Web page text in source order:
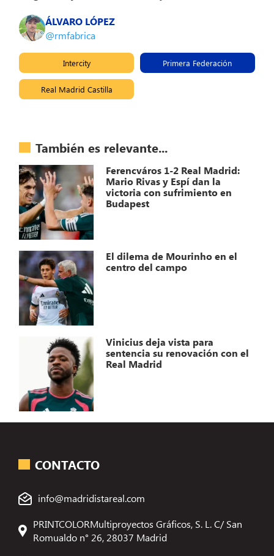
ÁLVARO LÓPEZ
@rmfabrica
Intercity Primera Federación
Real Madrid Castilla
También es relevante...
Ferencváros 1-2 Real Madrid:
Mario Rivas y Espí dan la
victoria con sufrimiento en
Budapest
El dilema de Mourinho en el
centro del campo
Vinicius deja vista para
sentencia su renovación con el
Real Madrid
CONTACTO
info@madridistareal.com
PRINTCOLORMultiproyectos Gráficos, S. L. C/ San
Romualdo n° 26, 28037 Madrid